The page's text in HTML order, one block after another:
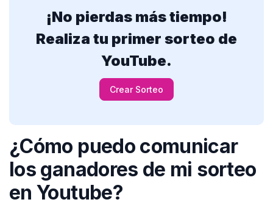
¡No pierdas más tiempo!
Realiza tu primer sorteo de
YouTube.
Crear Sorteo
¿Cómo puedo comunicar
los ganadores de mi sorteo
en Youtube?